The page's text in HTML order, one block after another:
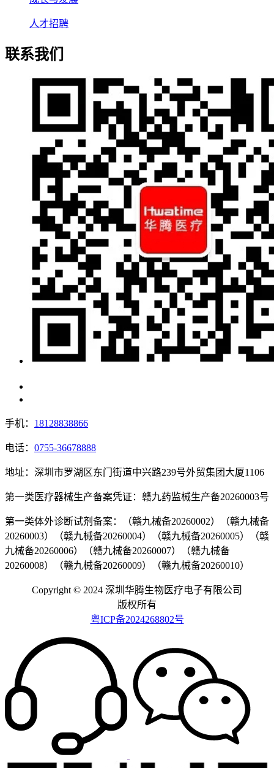
人才招聘
联系我们
手机： 18128838866
电话： 0755-36678888
地址：深圳市罗湖区东门街道中兴路239号外贸集团大厦1106
第一类医疗器械生产备案凭证：赣九药监械生产备20260003号
第一类体外诊断试剂备案：（赣九械备20260002）（赣九械备
20260003）（赣九械备20260004）（赣九械备20260005）（赣
九械备20260006）（赣九械备20260007）（赣九械备
20260008）（赣九械备20260009）（赣九械备20260010）
Copyright © 2024 深圳华腾生物医疗电子有限公司
版权所有
粤ICP备2024268802号